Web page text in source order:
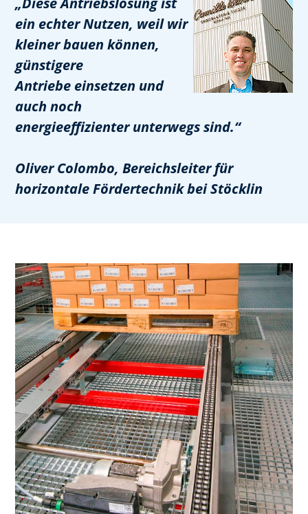
ein echter Nutzen, weil wir
kleiner bauen können,
günstigere
Antriebe einsetzen und
auch noch
energieeffizienter unterwegs sind.“
Oliver Colombo, Bereichsleiter für
horizontale Fördertechnik bei Stöcklin